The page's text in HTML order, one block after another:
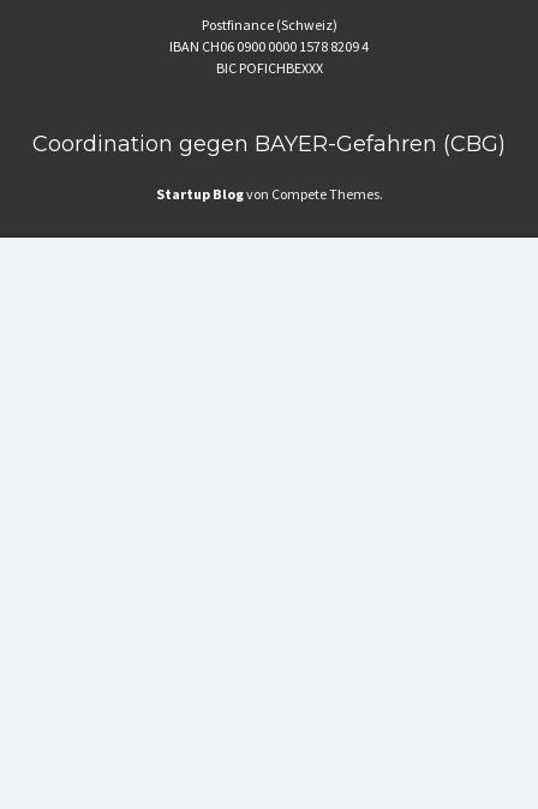
Postfinance (Schweiz)
IBAN CH06 0900 0000 1578 8209 4
BIC POFICHBEXXX
Coordination gegen BAYER-Gefahren (CBG)
Startup Blogvon Compete Themes.